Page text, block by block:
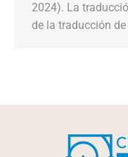
2024). La
de la traducción de